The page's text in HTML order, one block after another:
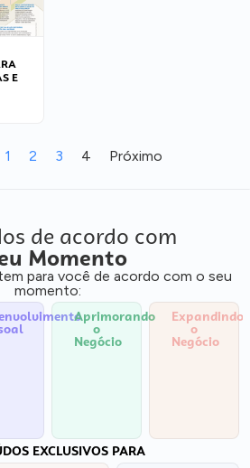
E
1 2 3 4 Próximo
de acordo com
Momento
para você de acordo com o seu
momento:
Aprimorando
o
Negócio
Expandindo
o
Negócio
EXCLUSIVOS PARA